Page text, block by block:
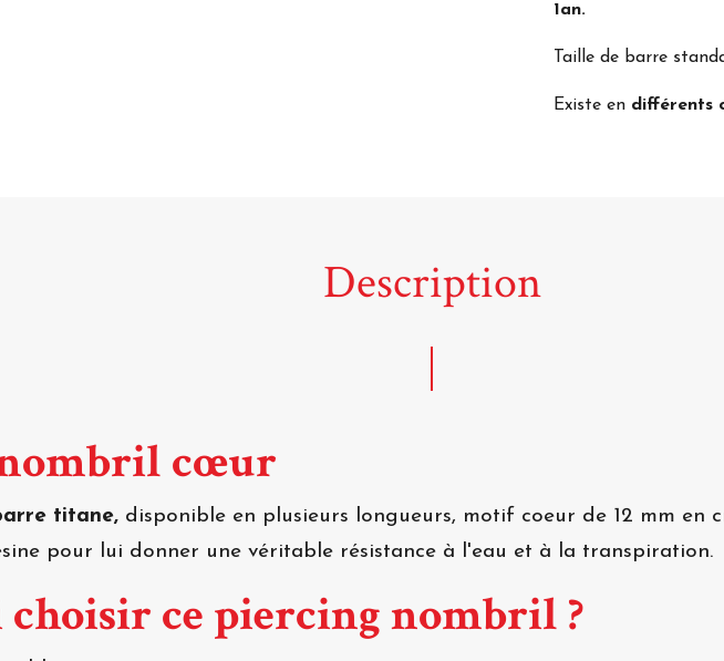
1an.
Taille de barre
Existe en différents
Description
cœur
titane, disponible en plusieurs longueurs, motif coeur de 12 mm en
pour lui donner une véritable résistance à l'eau et à la transpiration.
ce piercing nombril ?